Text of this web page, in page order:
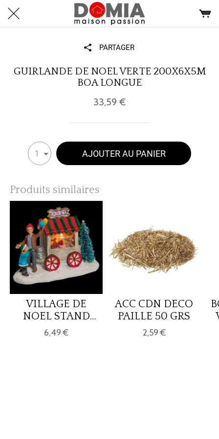
PARTAGER
GUIRLANDE DE NOEL VERTE 200X6X5M
BOA LONGUE
33,59 €
1 AJOUTER AU PANIER
Produits similaires
VILLAGE DE
NOEL STAND
NOEL 1L J 4ASS
BOX P
6,49 €
ACC CDN DECO
PAILLE 50 GRS
2,59 €